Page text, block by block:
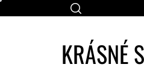
KRÁSNÉ